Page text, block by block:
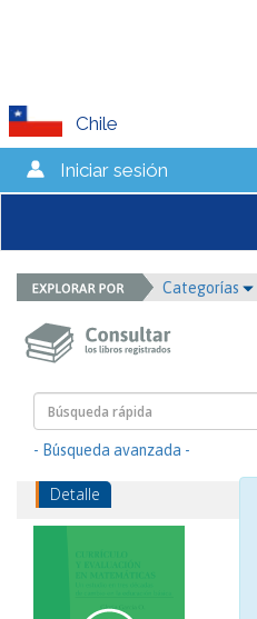
Chile
Iniciar sesión
Categorías
- Búsqueda avanzada -
Detalle